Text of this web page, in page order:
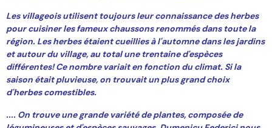
Les villageois utilisent toujours leur connaissance des herbes
pour cuisiner les fameux chaussons renommés dans toute la
région. Les herbes étaient cueillies à l'automne dans les jardins
et autour du village, au total une trentaine d'espèces
différentes! Ce nombre variait en fonction du climat. Si la
saison était pluvieuse, on trouvait un plus grand choix
d'herbes comestibles.
.... On trouve une grande variété de plantes, composée de